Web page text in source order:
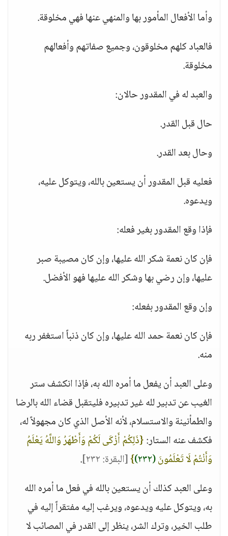
وأما الأفعال المأمور بها والمنهي عنها فهي مخلوقة.
فالعباد كلهم مخلوقون، وجميع صفاتهم وأفعالهم
مخلوقة.
والعبد له في المقدور حالان:
حال قبل القدر.
وحال بعد القدر.
فعليه قبل المقدور أن يستعين بالله، ويتوكل عليه،
ويدعوه.
فإذا وقع المقدور بغير فعله:
فإن كان نعمة شكر الله عليها، وإن كان مصيبة صبر
عليها، وإن رضي بها وشكر الله عليها فهو الأفضل.
وإن وقع المقدور بفعله:
فإن كان نعمة حمد الله عليها، وإن كان ذنباً استغفر ربه
منه.
وعلى العبد أن يفعل ما أمره الله به، فإذا انكشف ستر
الغيب عن تدبير لله غير تدبيره فليتقبل قضاء الله بالرضا
والطمأنينة والاستسلام، لأنه الأصل الذي كان مجهولاً له،
فكشف عنه الستار:{ذَلِكُمْ أَزْكَى لَكُمْ وَأَطْهَرُ وَاللَّهُ يَعْلَمُ
وَأَنْتُمْ لَا تَعْلَمُونَ(٢٣٢) }[البقرة: ٢٣٢]
.
وعلى العبد كذلك أن يستعين بالله في فعل ما أمره الله
به، ويتوكل عليه ويدعوه، ويرغب إليه مفتقراً إليه في
طلب الخير، وترك الشر، ينظر إلى القدر في المصائب لا